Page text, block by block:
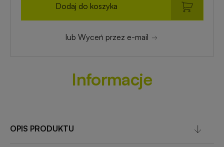
Dodaj do koszyka
lub Wyceń przez e-mail
Informacje
OPIS PRODUKTU